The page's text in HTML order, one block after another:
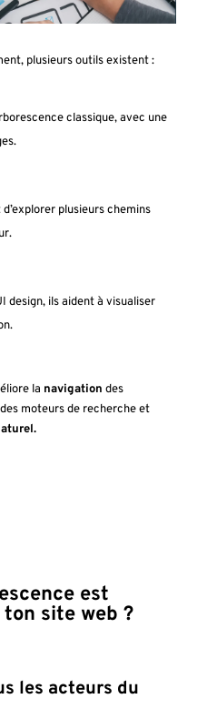
plusieurs outils existent :
classique, avec une
plusieurs chemins
design, ils aident à visualiser
la navigation des
moteurs de recherche et
est
site web ?
les acteurs du